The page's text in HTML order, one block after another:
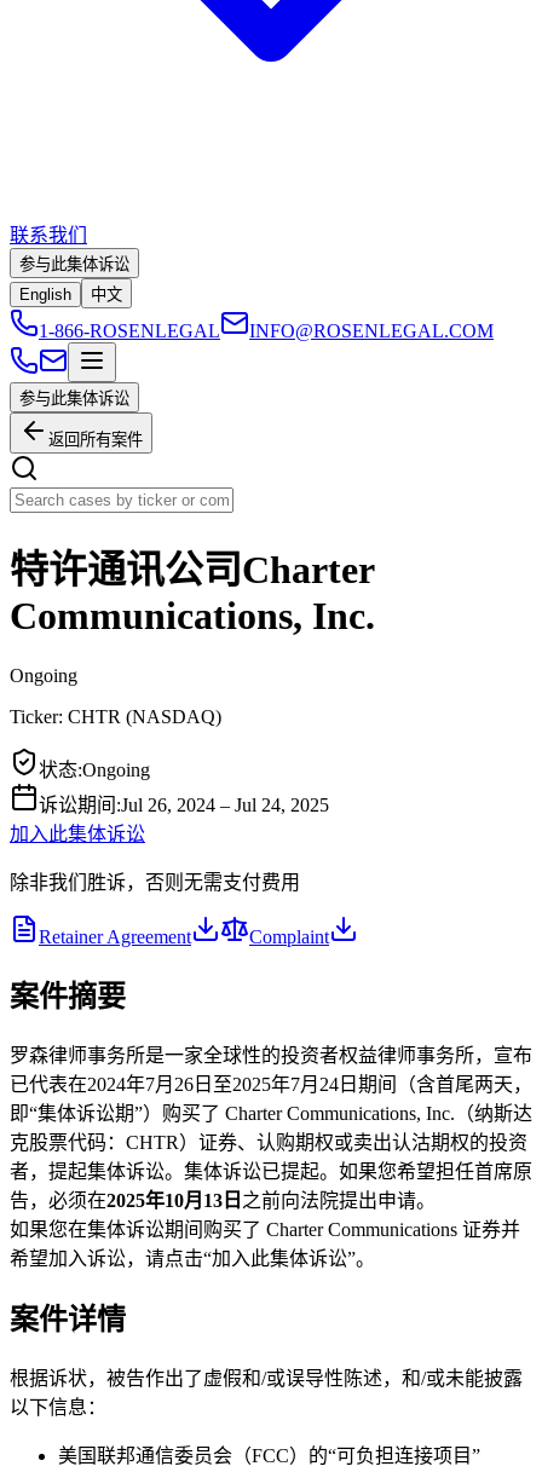
联系我们
参与此集体诉讼
English
中文
1-866-ROSENLEGAL INFO@ROSENLEGAL.COM
参与此集体诉讼
返回所有案件
特许通讯公司Charter
Communications, Inc.
Ongoing
Ticker: CHTR (NASDAQ)
状态:Ongoing
诉讼期间 :Jul 26, 2024 – Jul 24, 2025
加入此集体诉讼
除非我们胜诉，否则无需支付费用
Retainer Agreement Complaint
案件摘要
罗森律师事务所是一家全球性的投资者权益律师事务所，宣布
已代表在2024年7月26日至2025年7月24日期间（含首尾两天，
即“集体诉讼期”）购买了 Charter Communications, Inc.（纳斯达
克股票代码：CHTR）证券、认购期权或卖出认沽期权的投资
者，提起集体诉讼。集体诉讼已提起。如果您希望担任首席原
告，必须在2025年10月13日 之前向法院提出申请。
如果您在集体诉讼期间购买了 Charter Communications 证券并
希望加入诉讼，请点击“加入此集体诉讼”。
案件详情
根据诉状，被告作出了虚假和/或误导性陈述，和/或未能披露
以下信息：
美国联邦通信委员会（FCC）的“可负担连接项目”